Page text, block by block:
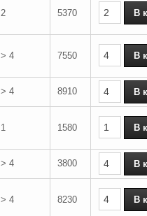
2 5370
> 4 7550
> 4 8910
1 1580
> 4 3800
> 4 8230